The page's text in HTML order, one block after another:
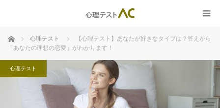
ホーム 心理テスト
【心理テスト】あなたが好きなタイプは？答えから
「あなたの理想の恋愛」がわかります！
心理テスト